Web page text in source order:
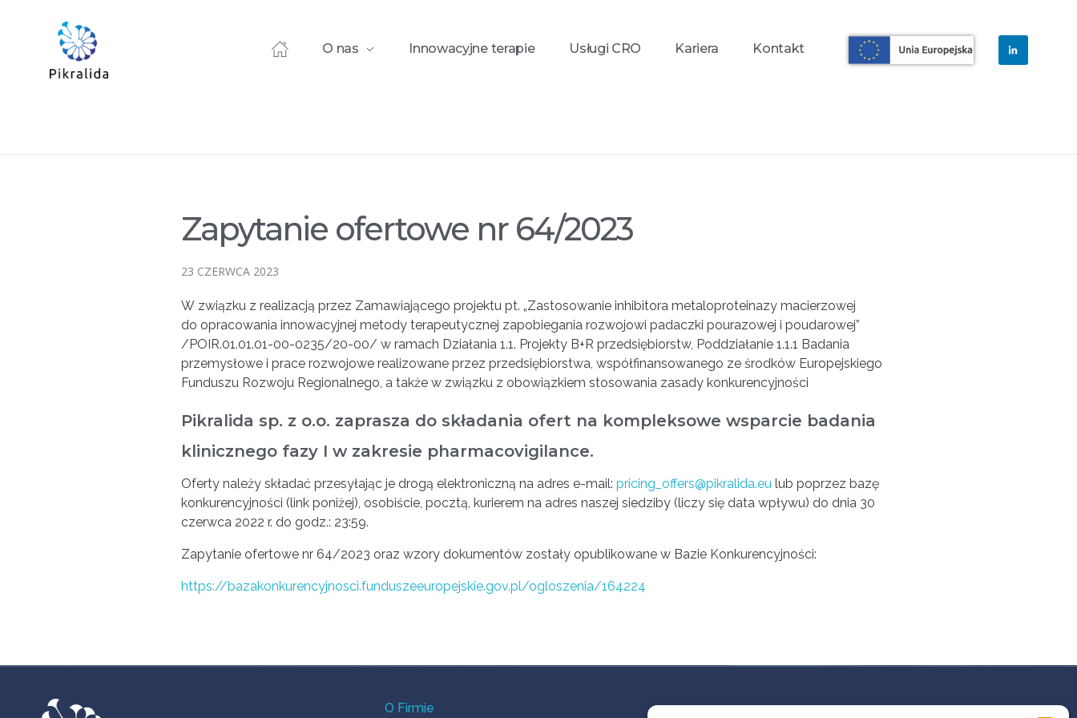
O nas Innowacyjne terapie Usługi CRO Kariera Kontakt
Home Blog Zapytanie ofertowe nr 64/...
Zapytanie ofertowe nr 64/2023
23 CZERWCA 2023
W związku z realizacją przez Zamawiającego projektu pt. „Zastosowanie inhibitora metaloproteinazy macierzowej
do opracowania innowacyjnej metody terapeutycznej zapobiegania rozwojowi padaczki pourazowej i poudarowej”
/POIR.01.01.01-00-0235/20-00/ w ramach Działania 1.1. Projekty B+R przedsiębiorstw, Poddziałanie 1.1.1 Badania
przemysłowe i prace rozwojowe realizowane przez przedsiębiorstwa, współfinansowanego ze środków Europejskiego
Funduszu Rozwoju Regionalnego, a także w związku z obowiązkiem stosowania zasady konkurencyjności
Pikralida sp. z o.o. zaprasza do składania ofert na kompleksowe wsparcie badania
klinicznego fazy I w zakresie pharmacovigilance.
Oferty należy składać przesyłając je drogą elektroniczną na adres e-mail:pricing_offers@pikralida.eu lub poprzez bazę
konkurencyjności (link poniżej), osobiście, pocztą, kurierem na adres naszej siedziby (liczy się data wpływu) do dnia 30
czerwca 2022 r. do godz.: 23:59.
Zapytanie ofertowe nr 64/2023 oraz wzory dokumentów zostały opublikowane w Bazie Konkurencyjności:
https://bazakonkurencyjnosci.funduszeeuropejskie.gov.pl/ogloszenia/164224
O Firmie